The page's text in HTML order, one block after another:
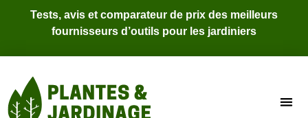
Tests, avis et comparateur de prix des meilleurs
fournisseurs d’outils pour les jardiniers